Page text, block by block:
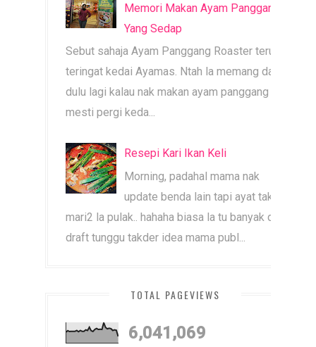
Memori Makan Ayam Panggang
Yang Sedap
Sebut sahaja Ayam Panggang Roaster terus
teringat kedai Ayamas. Ntah la memang dari
dulu lagi kalau nak makan ayam panggang
mesti pergi keda...
Resepi Kari Ikan Keli
Morning, padahal mama nak
update benda lain tapi ayat tak
mari2 la pulak.. hahaha biasa la tu banyak dah
draft tunggu takder idea mama publ...
TOTAL PAGEVIEWS
6,041,069